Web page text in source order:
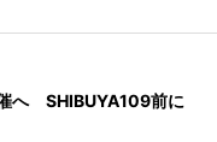
へ SHIBUYA109前に